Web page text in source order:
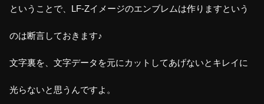
ということで、LF-Zイメージのエンブレムは作りますという
のは断言しておきます♪
文字裏を、文字データを元にカットしてあげないとキレイに
光らないと思うんですよ。